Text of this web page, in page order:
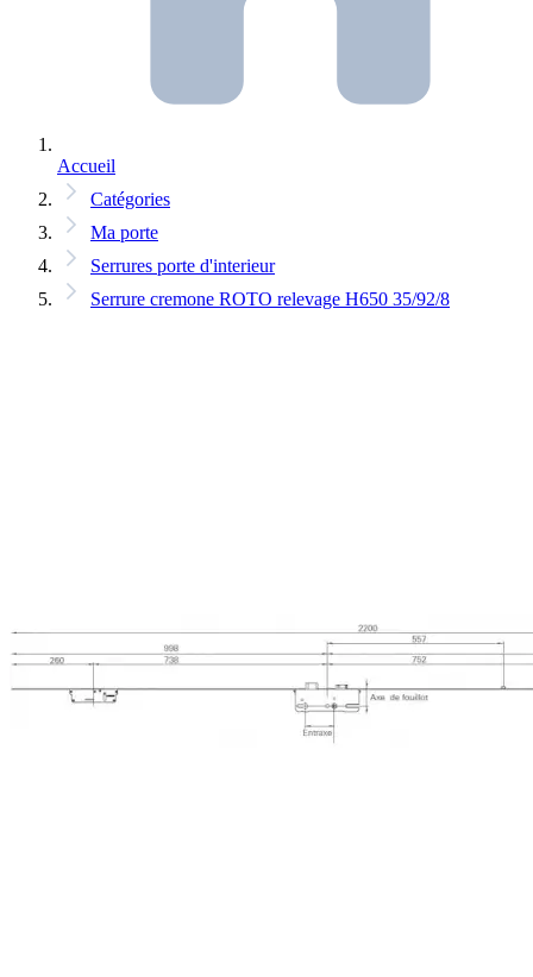
Accueil
Catégories
Ma porte
Serrures porte d'interieur
Serrure cremone ROTO relevage H650 35/92/8